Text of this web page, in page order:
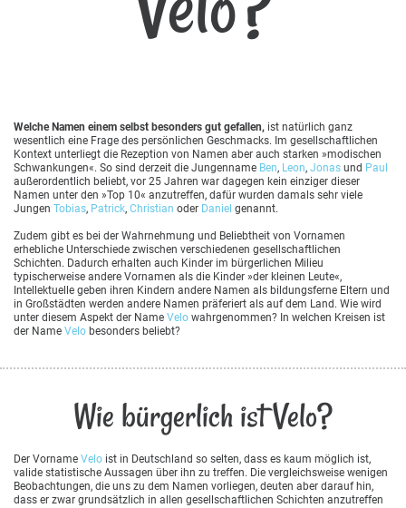
Welche Namen einem selbst besonders gut gefallen, ist natürlich ganz
wesentlich eine Frage des persönlichen Geschmacks. Im gesellschaftlichen
Kontext unterliegt die Rezeption von Namen aber auch starken »modischen
Schwankungen«. So sind derzeit die Jungenname Ben, Leon, Jonas und Paul
außerordentlich beliebt, vor 25 Jahren war dagegen kein einziger dieser
Namen unter den »Top 10« anzutreffen, dafür wurden damals sehr viele
Jungen Tobias, Patrick, Christian oder Daniel genannt.
Zudem gibt es bei der Wahrnehmung und Beliebtheit von Vornamen
erhebliche Unterschiede zwischen verschiedenen gesellschaftlichen
Schichten. Dadurch erhalten auch Kinder im bürgerlichen Milieu
typischerweise andere Vornamen als die Kinder »der kleinen Leute«,
Intellektuelle geben ihren Kindern andere Namen als bildungsferne Eltern und
in Großstädten werden andere Namen präferiert als auf dem Land. Wie wird
unter diesem Aspekt der Name Velo wahrgenommen? In welchen Kreisen ist
der Name Velo besonders beliebt?
Wie bürgerlich ist Velo?
Der Vorname Velo ist in Deutschland so selten, dass es kaum möglich ist,
valide statistische Aussagen über ihn zu treffen. Die vergleichsweise wenigen
Beobachtungen, die uns zu dem Namen vorliegen, deuten aber darauf hin,
dass er zwar grundsätzlich in allen gesellschaftlichen Schichten anzutreffen